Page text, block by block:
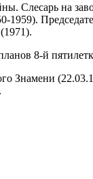
Слесарь на
1959).
8-й
Знамени